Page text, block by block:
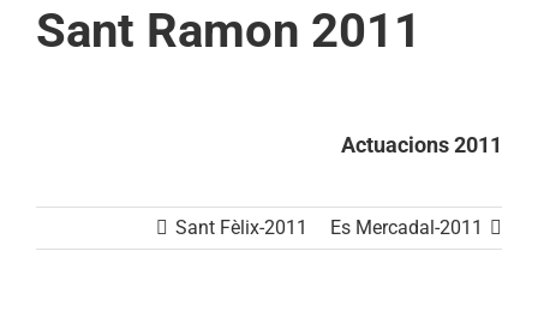
Sant Ramon 2011
Actuacions 2011
Sant Fèlix-2011 Es Mercadal-2011